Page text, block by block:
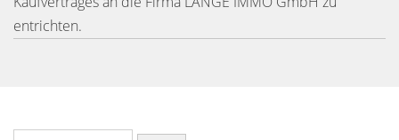
entrichten.